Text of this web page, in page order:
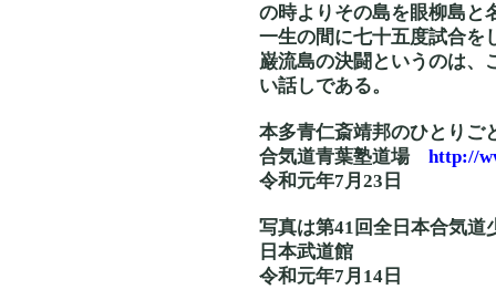
の時よりその島を眼柳島と
一生の間に七十五度試合を
巌流島の決闘というのは
い話しである。
本多青仁斎靖邦のひとりご
合気道青葉塾道場 http://
令和元年7月23日
写真は第41回全日本合気道
日本武道館
令和元年7月14日